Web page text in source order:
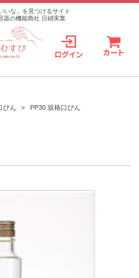
いな」を見つけるサイト
器の機能商社 日硝実業
びん > PP30 規格口びん